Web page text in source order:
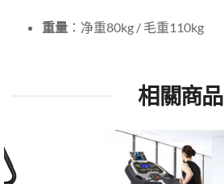
重量 ：净重80kg / 毛重110kg
相關商品